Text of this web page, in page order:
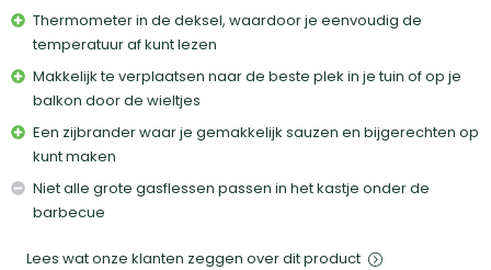
Thermometer in de deksel, waardoor je eenvoudig de
temperatuur af kunt lezen
Makkelijk te verplaatsen naar de beste plek in je tuin of op je
balkon door de wieltjes
Een zijbrander waar je gemakkelijk sauzen en bijgerechten op
kunt maken
Niet alle grote gasflessen passen in het kastje onder de
barbecue
Lees wat onze klanten zeggen over dit product